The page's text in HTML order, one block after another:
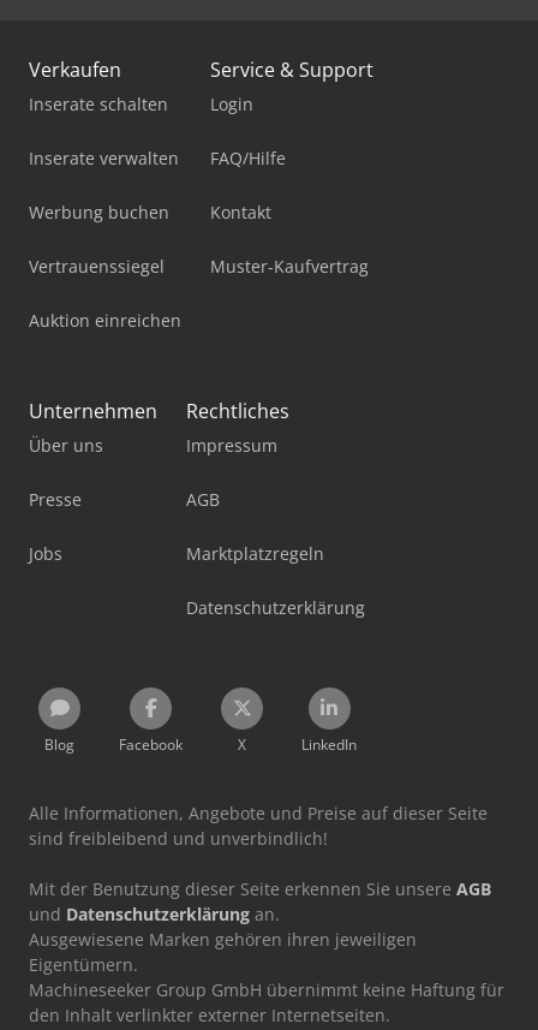
Verkaufen
Inserate schalten
Inserate verwalten
Werbung buchen
Vertrauenssiegel
Auktion einreichen
Service & Support
Login
FAQ/Hilfe
Kontakt
Muster-Kaufvertrag
Unternehmen
Über uns
Presse
Jobs
Rechtliches
Impressum
AGB
Marktplatzregeln
Datenschutzerklärung
Blog Facebook X LinkedIn
Alle Informationen, Angebote und Preise auf dieser Seite
sind freibleibend und unverbindlich!
Mit der Benutzung dieser Seite erkennen Sie unsere AGB
und Datenschutzerklärung an.
Ausgewiesene Marken gehören ihren jeweiligen
Eigentümern.
Machineseeker Group GmbH übernimmt keine Haftung für
den Inhalt verlinkter externer Internetseiten.